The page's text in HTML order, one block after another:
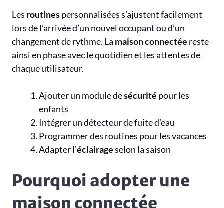
Les routinespersonnalisées s’ajustent facilement
lors de l’arrivée d’un nouvel occupant ou d’un
changement de rythme. La maisonconnectée reste
ainsi en phase avec le quotidien et les attentes de
chaque utilisateur.
Ajouter un module desécurité pour les
enfants
Intégrer un détecteur de fuite d’eau
Programmer des routines pour les vacances
Adapter l’éclairageselon la saison
Pourquoi adopter une
maison connectée